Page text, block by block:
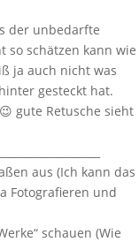
der unbedarfte
so schätzen kann wie
ja auch nicht was
gesteckt hat.
gute Retusche sieht
aus (Ich kann das
Fotografieren und
schauen (Wie